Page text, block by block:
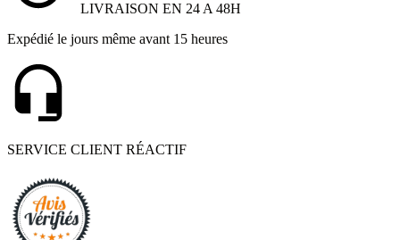
LIVRAISON EN 24 A 48H
Expédié le jours même avant 15 heures
SERVICE CLIENT RÉACTIF